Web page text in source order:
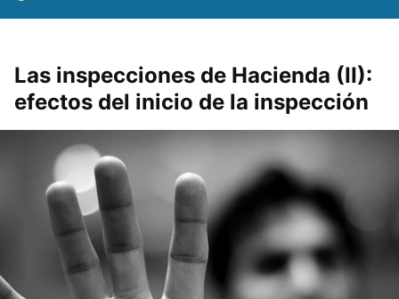
Las inspecciones de Hacienda (II):
efectos del inicio de la inspección